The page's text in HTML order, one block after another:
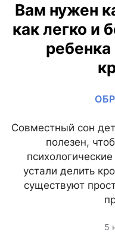
Вам нужен
как легко и
ребенка
Совместный сон
полезен,
устали делить
существуют
5